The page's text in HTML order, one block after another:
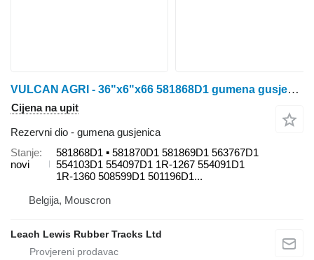
VULCAN AGRI - 36"x6"x66 581868D1 gumena gusjenica za Challenger MT800 / MT835 / MT835B / MT835C / MT845 / MT845B / MT845C / MT845E / MT855 / MT855B / MT855C / MT855E / MT865 / MT865B / MT865C / MT865E / MT875B / MT875C / MT875E - FENDT MT1100 traktora gusjeničara
Cijena na upit
Rezervni dio - gumena gusjenica
Stanje
novi
581868D1 ▪ 581870D1 581869D1 563767D1
554103D1 554097D1 1R-1267 554091D1
1R-1360 508599D1 501196D1...
Belgija, Mouscron
Leach Lewis Rubber Tracks Ltd